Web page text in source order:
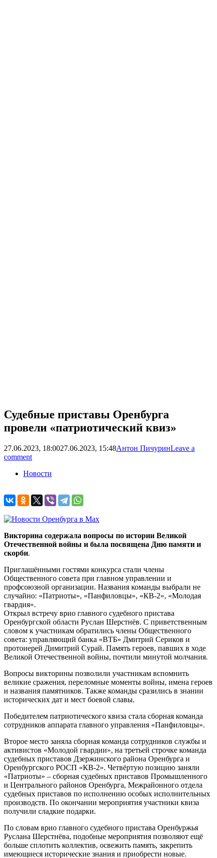
Судебные приставы Оренбурга
провели «патриотический квиз»
27.06.2023, 18:0027.06.2023, 15:48Антон ПичуринLeave a
comment
Новости
Викторина содержала вопросы по истории Великой
Отечественной войны и была посвящена Дню памяти и
скорби.
Приглашёнными гостями конкурса стали члены
Общественного совета при главном управлении и
профсоюзной организации. Названия команды выбрали не
случайно: «Патриоты», «Панфиловцы», «КВ-2», «Молодая
гвардия».
Открыл встречу врио главного судебного пристава
Оренбургской области Руслан Шерстнёв. С приветственным
словом к участникам обратились члены Общественного
совета: управляющий банка «ВТБ» Дмитрий Сериков и
протоиерей Димитрий Сурай. Память героев, павших в ходе
Великой Отечественной войны, почтили минутой молчания.
Вопросы викторины позволили участникам вспомнить
великие сражения, переломные моменты войны, имена героев
и названия памятников. Также команды сразились в знании
исторических дат и мест боевой славы.
Победителем патриотического квиза стала сборная команда
сотрудников аппарата главного управления «Панфиловцы».
Второе место заняла сборная команда сотрудников службы и
активистов «Молодой гвардии», на третьей строчке команда
судебных приставов Дзержинского района Оренбурга и
Оренбургского РОСП «КВ-2». Четвёртую позицию заняли
«Патриоты» – сборная судебных приставов Промышленного
и Центрального районов Оренбурга, Межрайонного отдела
судебных приставов по исполнению особых исполнительных
производств. По окончании мероприятия участники квиза
получили сладкие подарки.
По словам врио главного судебного пристава Оренбуржья
Руслана Шерстнёва, подобные мероприятия позволяют ещё
больше сплотить коллектив, освежить память, закрепить
имеющиеся исторические знания и приобрести новые.